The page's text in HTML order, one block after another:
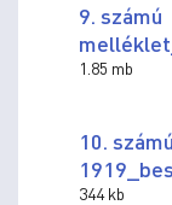
9. számú
1.85 mb
10.
344 kb